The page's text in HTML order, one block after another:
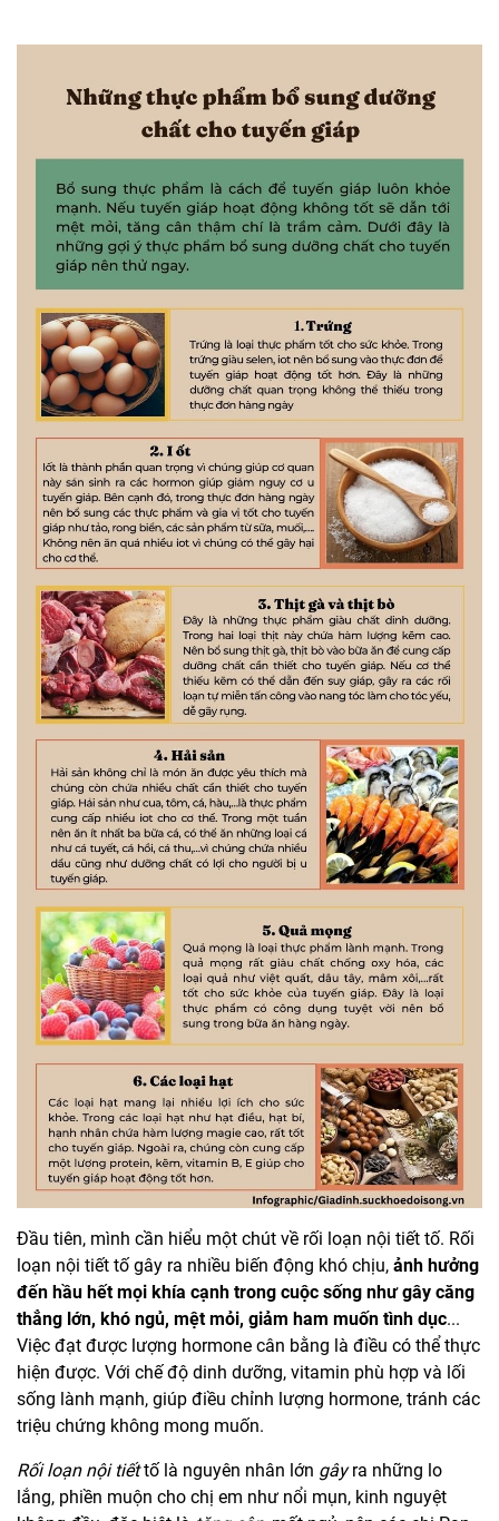
Đầu tiên, mình cần hiểu một chút về rối loạn nội tiết tố. Rối
loạn nội tiết tố gây ra nhiều biến động khó chịu, ảnh hưởng
đến hầu hết mọi khía cạnh trong cuộc sống như gây căng
thẳng lớn, khó ngủ, mệt mỏi, giảm ham muốn tình dục...
Việc đạt được lượng hormone cân bằng là điều có thể thực
hiện được. Với chế độ dinh dưỡng, vitamin phù hợp và lối
sống lành mạnh, giúp điều chỉnh lượng hormone, tránh các
triệu chứng không mong muốn.
Rối loạn nội tiếttố là nguyên nhân lớn gâyra những lo
lắng, phiền muộn cho chị em như nổi mụn, kinh nguyệt